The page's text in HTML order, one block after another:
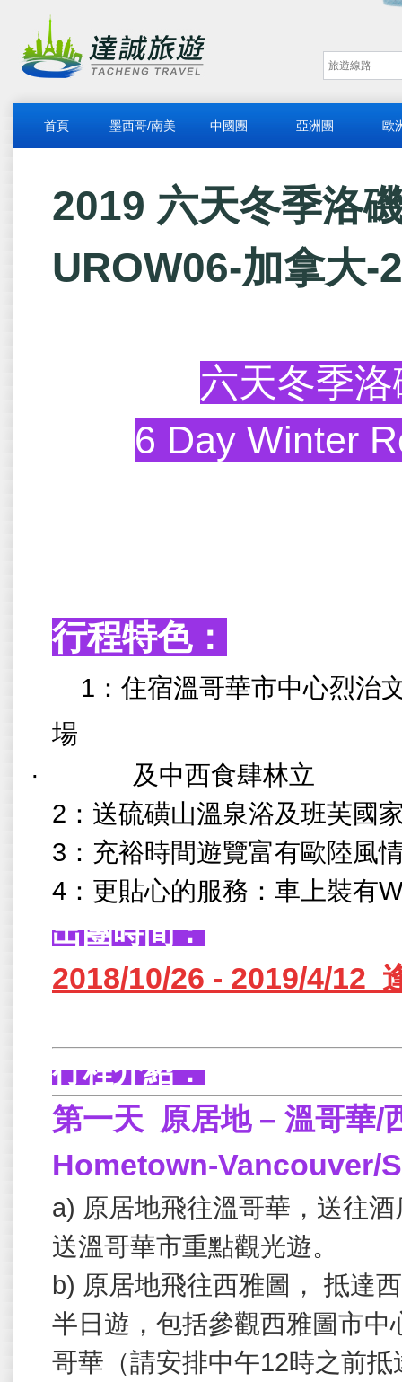
首頁 墨西哥/南美 中國團 亞洲團 歐
2019 六天冬季洛
UROW06-加拿大-
六天冬季
6 Day Winter
行程特色：
1：住宿溫哥華市中心烈治
場
· 及中西食肆林立
2： 送硫磺山溫泉浴及班芙國
3： 充裕時間遊覽富有歐陸風
4： 更貼心的服務：車上裝有
出團時間：
2018/10/26 - 2019/4/12
行程介紹：
第一天 原居地 – 溫哥華/
Hometown-Vancouver/
a) 原居地飛往溫哥華，送往
送溫哥華市重點觀光遊。
b) 原居地飛往西雅圖， 抵達
半日遊，包括參觀西雅圖市
哥華（請安排中午12時之前抵